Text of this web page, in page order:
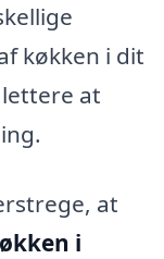
køkken i dit
at
at
i